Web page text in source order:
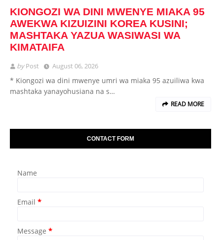
KIONGOZI WA DINI MWENYE MIAKA 95
AWEKWA KIZUIZINI KOREA KUSINI;
MASHTAKA YAZUA WASIWASI WA
KIMATAIFA
byPost August 06, 2026
* Kiongozi wa dini mwenye umri wa miaka 95 azuiliwa kwa
mashtaka yanayohusiana na s…
READ MORE
CONTACT FORM
Name
Email *
Message *